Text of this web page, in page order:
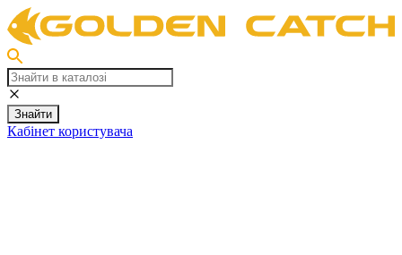
Знайти
Кабінет користувача